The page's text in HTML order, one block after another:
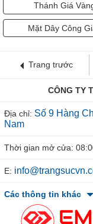
Thánh Giá
Mặt Dây Công
Trang trước
CÔNG TY
Địa chỉ: Số 9 Hàng
Nam
Thời gian mở cửa:
E:
Các thông tin khác